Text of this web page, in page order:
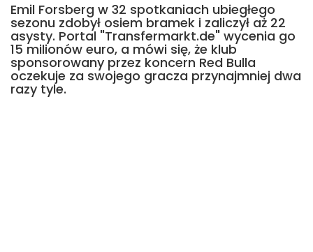
Emil Forsberg w 32 spotkaniach ubiegłego
sezonu zdobył osiem bramek i zaliczył aż 22
asysty. Portal "Transfermarkt.de" wycenia go
15 milionów euro, a mówi się, że klub
sponsorowany przez koncern Red Bulla
oczekuje za swojego gracza przynajmniej dwa
razy tyle.